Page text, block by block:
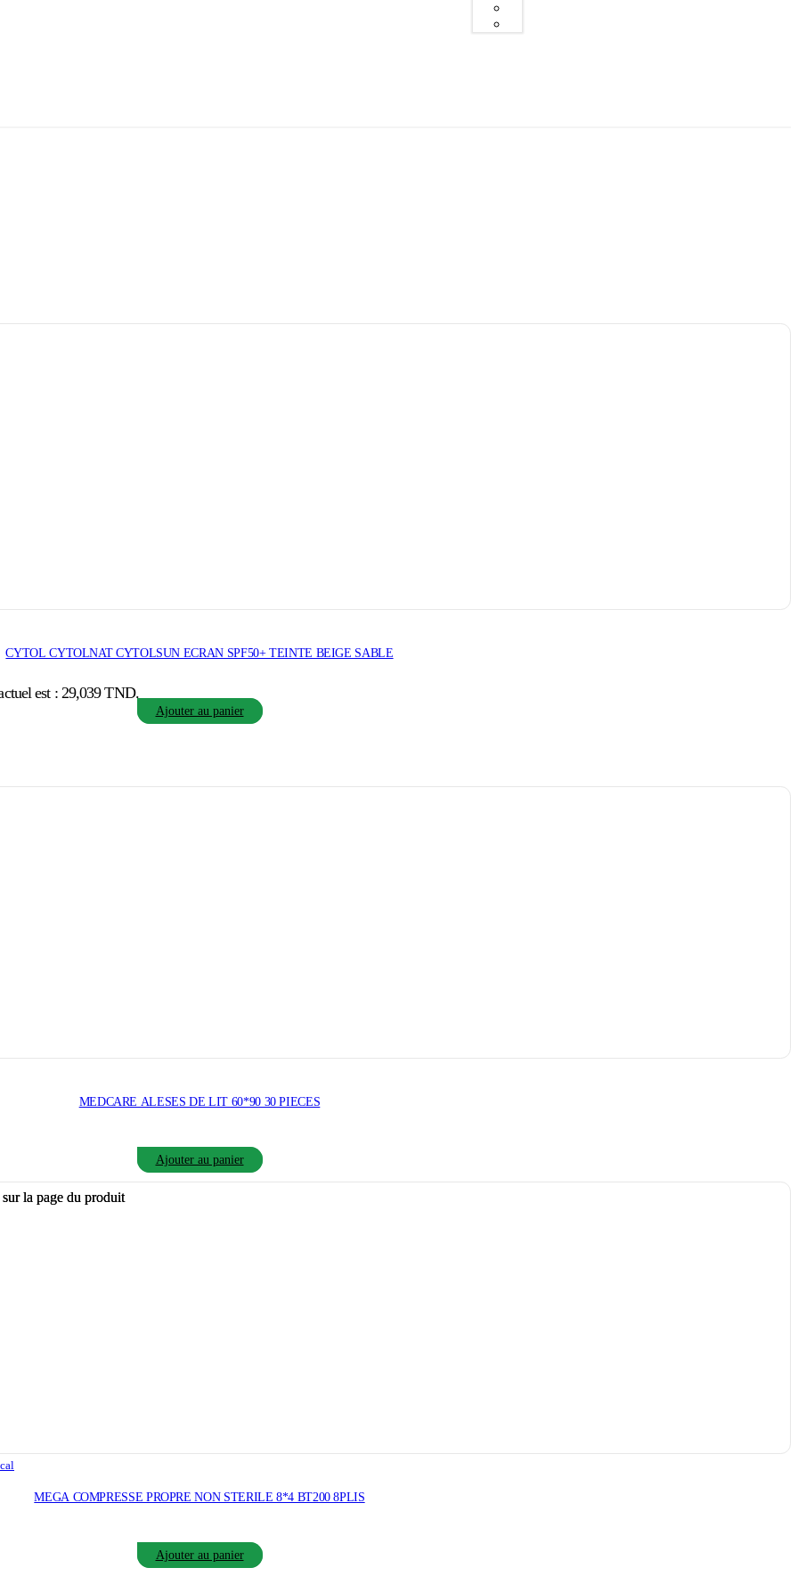
CYTOL CYTOLNAT CYTOLSUN ECRAN SPF50+ TEINTE BEIGE SABLE
est : 29,039 TND.
Ajouter au panier
MEDCARE ALESES DE LIT 60*90 30 PIECES
Ajouter au panier
MEGA COMPRESSE PROPRE NON STERILE 8*4 BT200 8PLIS
Ajouter au panier
la page du produit
la page du produit